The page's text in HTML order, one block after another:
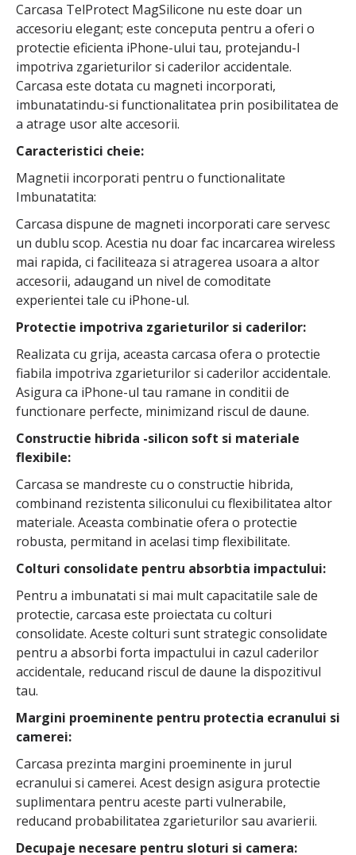
Carcasa TelProtect MagSilicone nu este doar un
accesoriu elegant; este conceputa pentru a oferi o
protectie eficienta iPhone-ului tau, protejandu-l
impotriva zgarieturilor si caderilor accidentale.
Carcasa este dotata cu magneti incorporati,
imbunatatindu-si functionalitatea prin posibilitatea de
a atrage usor alte accesorii.
Caracteristici cheie:
Magnetii incorporati pentru o functionalitate
Imbunatatita:
Carcasa dispune de magneti incorporati care servesc
un dublu scop. Acestia nu doar fac incarcarea wireless
mai rapida, ci faciliteaza si atragerea usoara a altor
accesorii, adaugand un nivel de comoditate
experientei tale cu iPhone-ul.
Protectie impotriva zgarieturilor si caderilor:
Realizata cu grija, aceasta carcasa ofera o protectie
fiabila impotriva zgarieturilor si caderilor accidentale.
Asigura ca iPhone-ul tau ramane in conditii de
functionare perfecte, minimizand riscul de daune.
Constructie hibrida -silicon soft si materiale
flexibile:
Carcasa se mandreste cu o constructie hibrida,
combinand rezistenta siliconului cu flexibilitatea altor
materiale. Aceasta combinatie ofera o protectie
robusta, permitand in acelasi timp flexibilitate.
Colturi consolidate pentru absorbtia impactului:
Pentru a imbunatati si mai mult capacitatile sale de
protectie, carcasa este proiectata cu colturi
consolidate. Aceste colturi sunt strategic consolidate
pentru a absorbi forta impactului in cazul caderilor
accidentale, reducand riscul de daune la dispozitivul
tau.
Margini proeminente pentru protectia ecranului si
camerei:
Carcasa prezinta margini proeminente in jurul
ecranului si camerei. Acest design asigura protectie
suplimentara pentru aceste parti vulnerabile,
reducand probabilitatea zgarieturilor sau avarierii.
Decupaje necesare pentru sloturi si camera: